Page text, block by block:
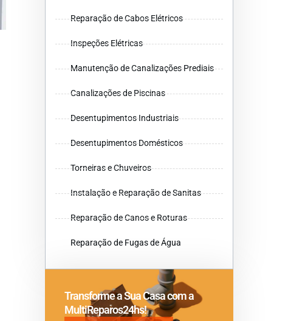
Reparação de Cabos Elétricos
Inspeções Elétricas
Manutenção de Canalizações Prediais
Canalizações de Piscinas
Desentupimentos Industriais
Desentupimentos Domésticos
Torneiras e Chuveiros
Instalação e Reparação de Sanitas
Reparação de Canos e Roturas
Reparação de Fugas de Água
Transforme a Sua Casa com a
MultiReparos24hs!